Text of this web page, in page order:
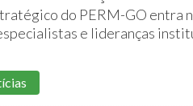
do PERM-GO entra
e lideranças